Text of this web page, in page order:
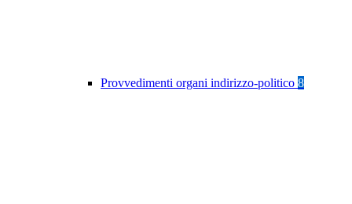
Provvedimenti organi indirizzo-politico 8